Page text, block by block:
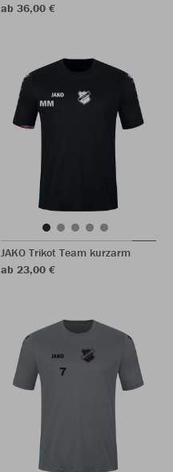
ab 36,00 €
JAKO Trikot Team kurzarm
ab 23,00 €